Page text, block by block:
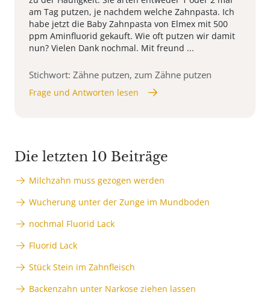
am Tag putzen, je nachdem welche Zahnpasta. Ich
habe jetzt die Baby Zahnpasta von Elmex mit 500
ppm Aminfluorid gekauft. Wie oft putzen wir damit
nun? Vielen Dank nochmal. Mit freund ...
Stichwort: Zähne putzen, zum Zähne putzen
Frage und Antworten lesen
Die letzten 10 Beiträge
Milchzahn muss gezogen werden
Wucherung unter der Zunge im Mundboden
nochmal Fluorid Lack
Fluorid Lack
Stück Stein im Zahnfleisch
Backenzahn unter Narkose ziehen lassen